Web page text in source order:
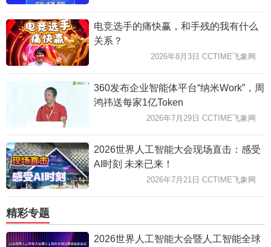
电竞选手的痛快赢，和手残的我有什么
关系？
2026年8月3日 CCTIME飞象网
360发布企业智能体平台“纳米Work”，周
鸿祎送每家1亿Token
2026年7月29日 CCTIME飞象网
2026世界人工智能大会现场直击：感受
AI时刻 未来已来！
2026年7月21日 CCTIME飞象网
精彩专题
2026世界人工智能大会暨人工智能全球